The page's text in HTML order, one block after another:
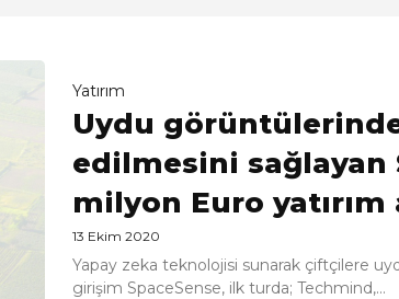
Yatırım
Uydu
edilmesini sağlayan
milyon Euro yatırım
13 Ekim 2020
Yapay zeka teknolojisi sunarak çiftçilere
girişim SpaceSense, ilk turda; Techmind,...